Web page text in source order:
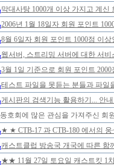
막대사탕 1000개 이상 가지고 계
2006년 1월 18일자 회원 포인트
8월 6일자 회원 포인트 1000점 이
웹서버, 스트리밍 서버에 대한 서
3월 1일 기준으로 회원 포인트
테스트 파일을 못듣는 분들과 파
게시판의 검색기능 활용하기... 안
동호회에 많은 관심을 가져주신 회
★ ★ CTB-17 과 CTB-180 에서의
캐스트클럽 방송국 개국에 따른
★★ 11월 27일 토요일 캐스트킷